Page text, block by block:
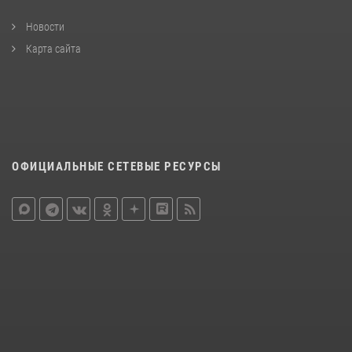
Новости
Карта сайта
ОФИЦИАЛЬНЫЕ СЕТЕВЫЕ РЕСУРСЫ